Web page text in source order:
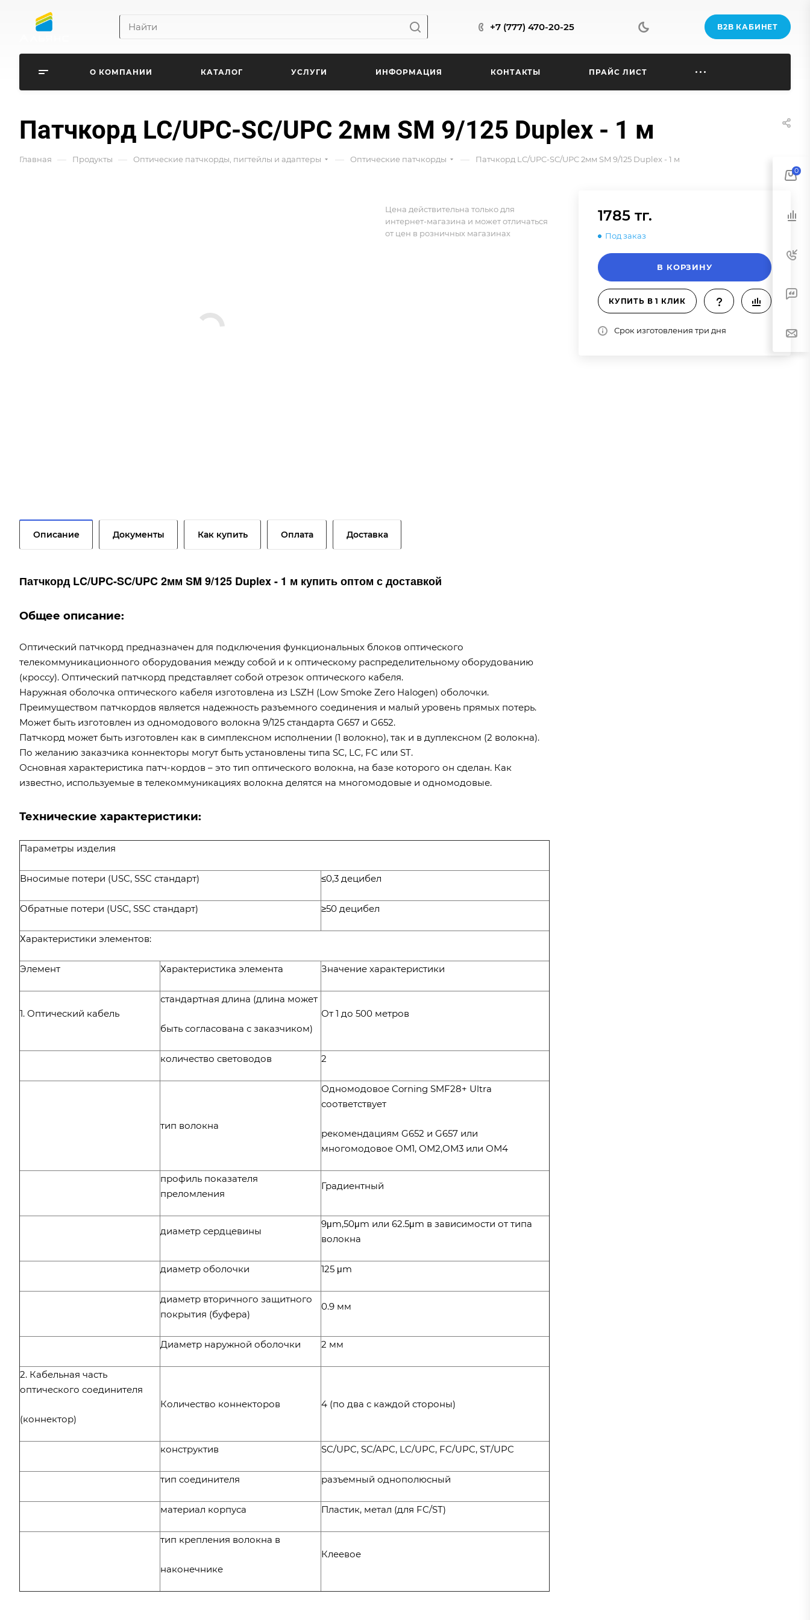
+7 (777) 470-20-25 B2B КАБИНЕТ
О КОМПАНИИ КАТАЛОГ УСЛУГИ ИНФОРМАЦИЯ КОНТАКТЫ ПРАЙС ЛИСТ
Патчкорд LC/UPC-SC/UPC 2мм SM 9/125 Duplex - 1 м
Главная — Продукты — Оптические патчкорды, пигтейлы и адаптеры — Оптические патчкорды — Патчкорд LC/UPC-SC/UPC 2мм SM 9/125 Duplex - 1 м
1785 тг.
Под заказ
В КОРЗИНУ
КУПИТЬ В 1 КЛИК
Срок изготовления три дня
Цена действительна только для
интернет-магазина и может отличаться
от цен в розничных магазинах
Описание Документы Как купить Оплата Доставка
Патчкорд LC/UPC-SC/UPC 2мм SM 9/125 Duplex - 1 м купить оптом с доставкой
Общее описание:
Оптический патчкорд предназначен для подключения функциональных блоков оптического
телекоммуникационного оборудования между собой и к оптическому распределительному оборудованию
(кроссу). Оптический патчкорд представляет собой отрезок оптического кабеля.
Наружная оболочка оптического кабеля изготовлена из LSZH (Low Smoke Zero Halogen) оболочки.
Преимуществом патчкордов является надежность разъемного соединения и малый уровень прямых потерь.
Может быть изготовлен из одномодового волокна 9/125 стандарта G657 и G652.
Патчкорд может быть изготовлен как в симплексном исполнении (1 волокно), так и в дуплексном (2 волокна).
По желанию заказчика коннекторы могут быть установлены типа SC, LC, FC или ST.
Основная характеристика патч-кордов – это тип оптического волокна, на базе которого он сделан. Как
известно, используемые в телекоммуникациях волокна делятся на многомодовые и одномодовые.
Технические характеристики:
Параметры изделия
Вносимые потери (USC, SSC стандарт) ≤0,3 децибел
Обратные потери (USC, SSC стандарт) ≥50 децибел
Характеристики элементов:
Элемент Характеристика элемента Значение характеристики
1. Оптический кабель
стандартная длина (длина может
быть согласована с заказчиком)
От 1 до 500 метров
количество световодов 2
тип волокна
Одномодовое Corning SMF28+ Ultra
соответствует
рекомендациям G652 и G657 или
многомодовое ОМ1, ОМ2,ОМ3 или ОМ4
профиль показателя
преломления
Градиентный
диаметр сердцевины
9μm,50μm или 62.5μm в зависимости от типа
волокна
диаметр оболочки 125 μm
диаметр вторичного защитного
покрытия (буфера)
0.9 мм
Диаметр наружной оболочки 2 мм
2. Кабельная часть
оптического соединителя
(коннектор)
Количество коннекторов 4 (по два с каждой стороны)
конструктив SC/UPC, SC/APC, LC/UPC, FC/UPC, ST/UPC
тип соединителя разъемный однополюсный
материал корпуса Пластик, метал (для FC/ST)
тип крепления волокна в
наконечнике
Клеевое
0